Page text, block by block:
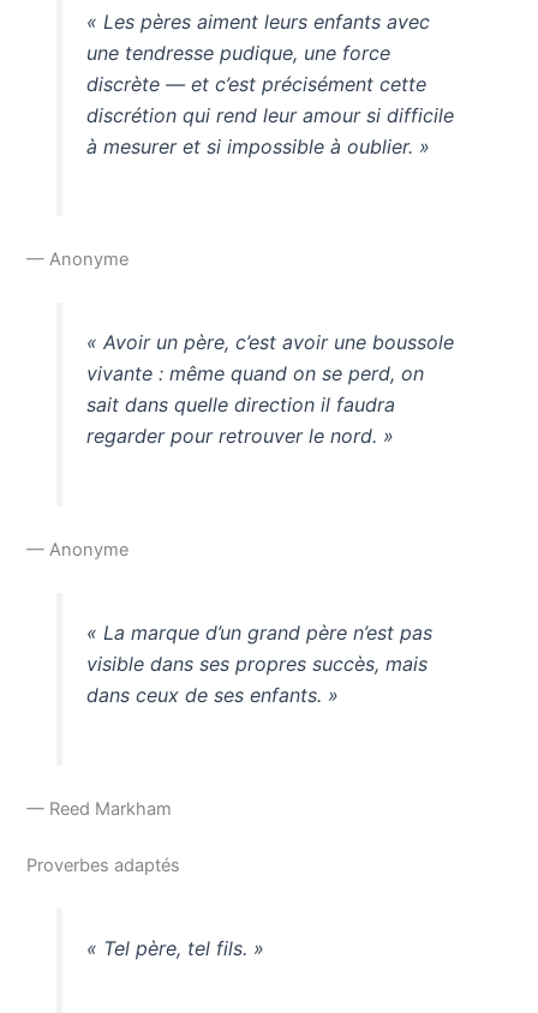
« Les pères aiment leurs enfants avec
une tendresse pudique, une force
discrète — et c’est précisément cette
discrétion qui rend leur amour si difficile
à mesurer et si impossible à oublier. »
— Anonyme
« Avoir un père, c’est avoir une boussole
vivante : même quand on se perd, on
sait dans quelle direction il faudra
regarder pour retrouver le nord. »
— Anonyme
« La marque d’un grand père n’est pas
visible dans ses propres succès, mais
dans ceux de ses enfants. »
— Reed Markham
Proverbes adaptés
« Tel père, tel fils. »